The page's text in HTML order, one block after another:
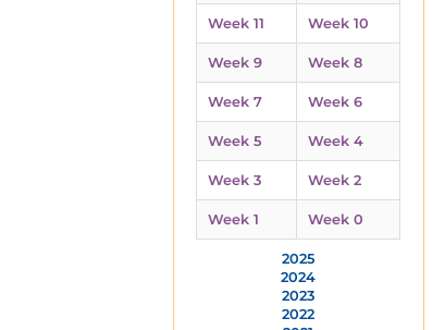
Week 11 Week 10
Week 9 Week 8
Week 7 Week 6
Week 5 Week 4
Week 3 Week 2
Week 1 Week 0
2025
2024
2023
2022